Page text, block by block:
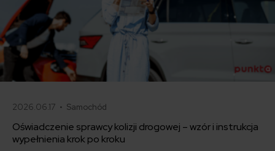
2026.06.17 • Samochód
Oświadczenie sprawcy kolizji drogowej – wzór i instrukcja
wypełnienia krok po kroku